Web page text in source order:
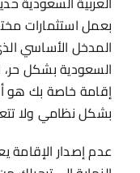
بعمل استثمارات
المدخل الأساسي
السعودية بشكل
إقامة خاصة بك هو
بشكل نظامي ولا
عدم إصدار